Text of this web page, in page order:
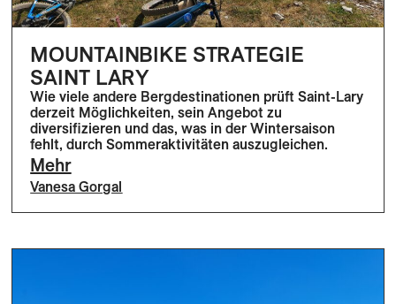
MOUNTAINBIKE STRATEGIE
SAINT LARY
Wie viele andere Bergdestinationen prüft Saint-Lary
derzeit Möglichkeiten, sein Angebot zu
diversifizieren und das, was in der Wintersaison
fehlt, durch Sommeraktivitäten auszugleichen.
Mehr
Vanesa Gorgal